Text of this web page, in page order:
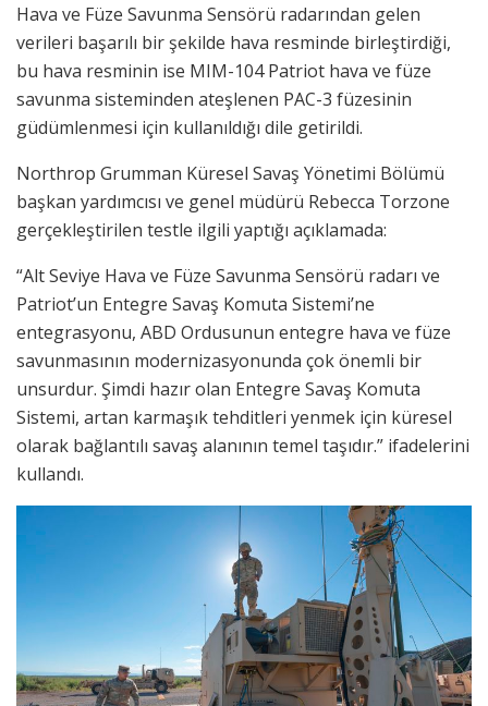
Hava ve Füze Savunma Sensörü radarından gelen
verileri başarılı bir şekilde hava resminde birleştirdiği,
bu hava resminin ise MIM-104 Patriot hava ve füze
savunma sisteminden ateşlenen PAC-3 füzesinin
güdümlenmesi için kullanıldığı dile getirildi.
Northrop Grumman Küresel Savaş Yönetimi Bölümü
başkan yardımcısı ve genel müdürü Rebecca Torzone
gerçekleştirilen testle ilgili yaptığı açıklamada:
“Alt Seviye Hava ve Füze Savunma Sensörü radarı ve
Patriot’un Entegre Savaş Komuta Sistemi’ne
entegrasyonu, ABD Ordusunun entegre hava ve füze
savunmasının modernizasyonunda çok önemli bir
unsurdur. Şimdi hazır olan Entegre Savaş Komuta
Sistemi, artan karmaşık tehditleri yenmek için küresel
olarak bağlantılı savaş alanının temel taşıdır.” ifadelerini
kullandı.